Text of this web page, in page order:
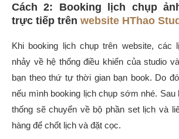
Cách 2: Booking lịch chụp
trực tiếp trên website HThao
Khi booking lịch chụp trên website, các
nhảy về hệ thống điều khiển của studio
bạn theo thứ tự thời gian bạn book. Do
nếu mình booking lịch chụp sớm nhé. Sau
thống sẽ chuyển về bộ phần set lịch và
hàng để chốt lịch và đặt cọc.